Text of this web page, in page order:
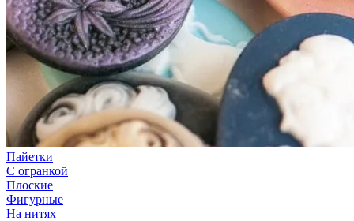
Пайетки
С огранкой
Плоские
Фигурные
На нитях